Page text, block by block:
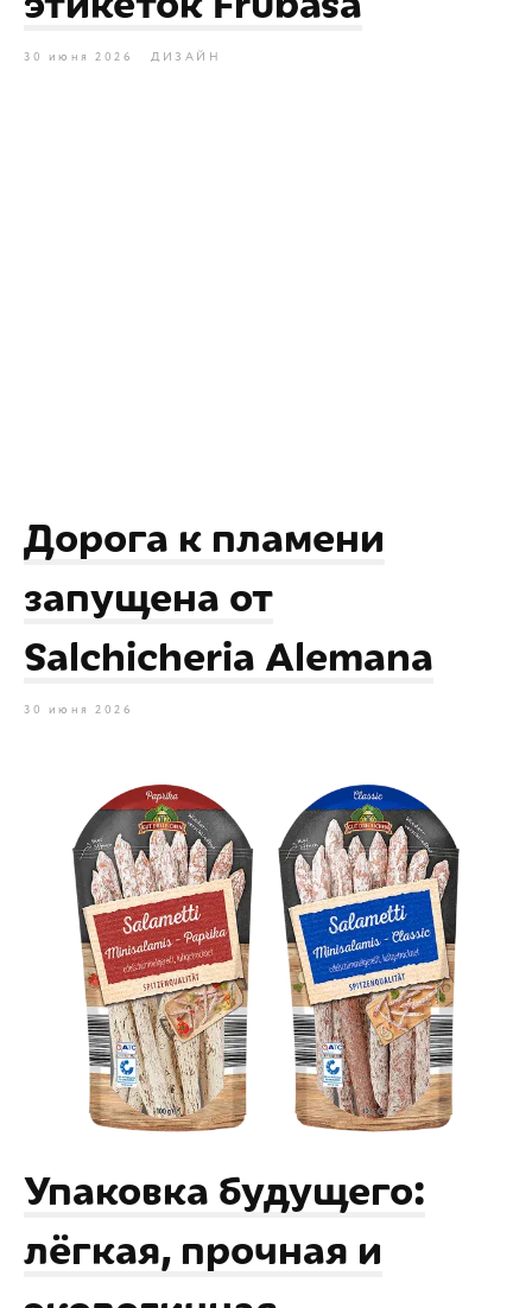
30 июня 2026 ДИЗАЙН
Дорога к пламени
запущена от
Salchicheria Alemana
30 июня 2026
Упаковка будущего:
лёгкая, прочная и